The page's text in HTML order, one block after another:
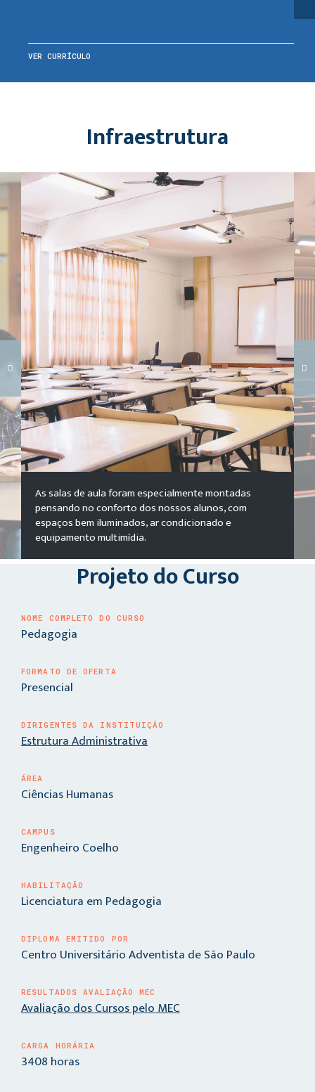
VER CURRÍCULO
Infraestrutura
Carregando galeria...
As salas de aula foram especialmente montadas
pensando no conforto dos nossos alunos, com
espaços bem iluminados, ar condicionado e
equipamento multimídia.
Projeto do Curso
NOME COMPLETO DO CURSO
Pedagogia
FORMATO DE OFERTA
Presencial
DIRIGENTES DA INSTITUIÇÃO
Estrutura Administrativa
ÁREA
Ciências Humanas
CAMPUS
Engenheiro Coelho
HABILITAÇÃO
Licenciatura em Pedagogia
DIPLOMA EMITIDO POR
Centro Universitário Adventista de São Paulo
RESULTADOS AVALIAÇÃO MEC
Avaliação dos Cursos pelo MEC
CARGA HORÁRIA
3408 horas